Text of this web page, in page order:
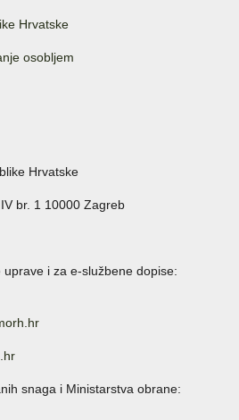
Hrvatske
osobljem
Hrvatske
br. 1 10000 Zagreb
i za e-službene dopise:
snaga i Ministarstva obrane: